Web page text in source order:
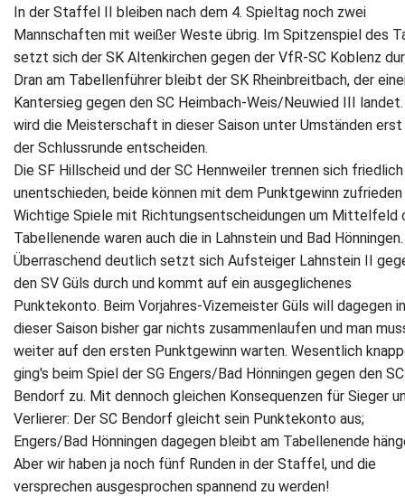
In der Staffel II bleiben nach dem 4. Spieltag noch zwei
Mannschaften mit weißer Weste übrig. Im Spitzenspiel des
setzt sich der SK Altenkirchen gegen der VfR-SC Koblenz
Dran am Tabellenführer bleibt der SK Rheinbreitbach, der
Kantersieg gegen den SC Heimbach-Weis/Neuwied III
wird die Meisterschaft in dieser Saison unter Umständen erst
der Schlussrunde entscheiden.
Die SF Hillscheid und der SC Hennweiler trennen sich friedlich
unentschieden, beide können mit dem Punktgewinn zufrieden
Wichtige Spiele mit Richtungsentscheidungen um Mittelfeld
Tabellenende waren auch die in Lahnstein und Bad Hönningen.
Überraschend deutlich setzt sich Aufsteiger Lahnstein II
den SV Güls durch und kommt auf ein ausgeglichenes
Punktekonto. Beim Vorjahres-Vizemeister Güls will dagegen in
dieser Saison bisher gar nichts zusammenlaufen und man
weiter auf den ersten Punktgewinn warten. Wesentlich
ging's beim Spiel der SG Engers/Bad Hönningen gegen den SC
Bendorf zu. Mit dennoch gleichen Konsequenzen für Sieger
Verlierer: Der SC Bendorf gleicht sein Punktekonto aus;
Engers/Bad Hönningen dagegen bleibt am Tabellenende
Aber wir haben ja noch fünf Runden in der Staffel, und die
versprechen ausgesprochen spannend zu werden!